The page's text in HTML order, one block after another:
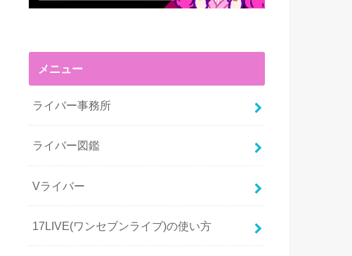
メニュー
ライバー事務所
ライバー図鑑
Vライバー
17LIVE(ワンセブンライブ)の使い方